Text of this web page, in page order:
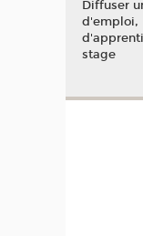
Diffuser
d'emploi,
stage